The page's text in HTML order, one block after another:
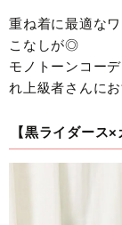
重ね着に最適な
こなしが◎
モノトーンコー
れ上級者さんに
【黒ライダース